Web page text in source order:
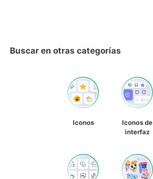
Buscar en otras categorías
Iconos
Iconos de
interfaz